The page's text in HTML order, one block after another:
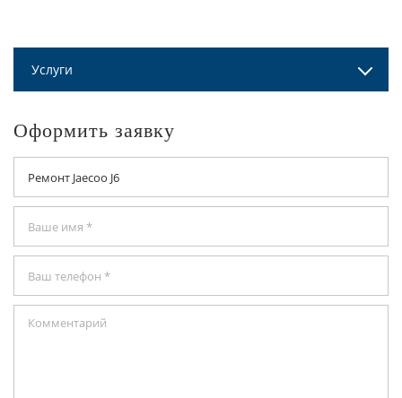
Услуги
Оформить заявку